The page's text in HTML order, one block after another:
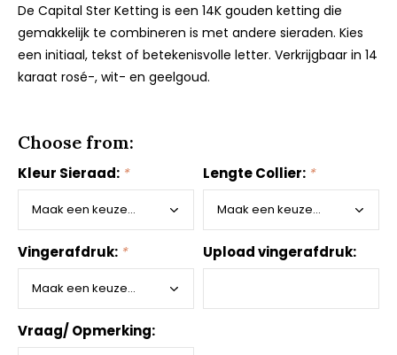
De Capital Ster Ketting is een 14K gouden ketting die
gemakkelijk te combineren is met andere sieraden. Kies
een initiaal, tekst of betekenisvolle letter. Verkrijgbaar in 14
karaat rosé-, wit- en geelgoud.
Choose from:
Kleur Sieraad: * Lengte Collier: *
Vingerafdruk: * Upload vingerafdruk:
Vraag/ Opmerking: